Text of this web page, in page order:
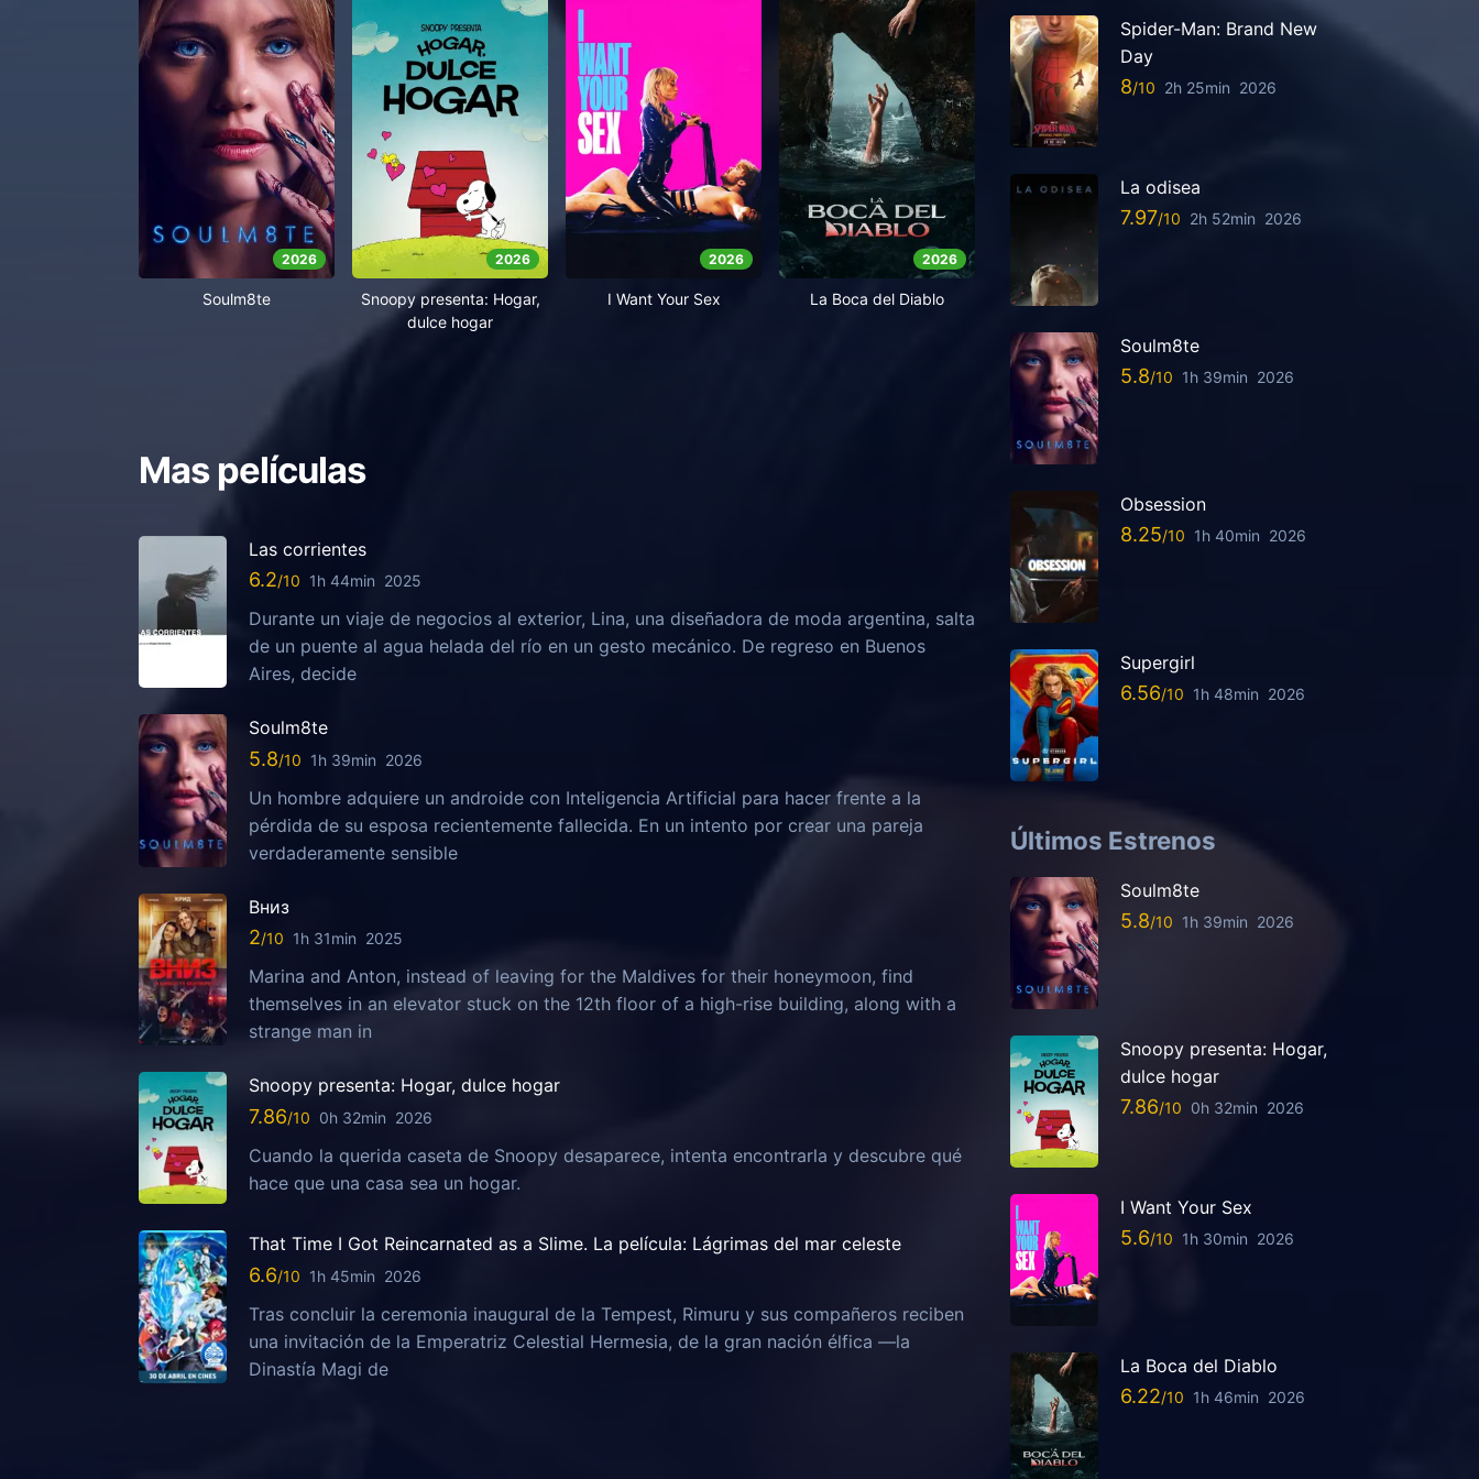
2026
Soulm8te
2026
Snoopy presenta: Hogar,
dulce hogar
2026
I Want Your Sex
2026
La Boca del Diablo
Mas películas
Las corrientes
6.2 1h 44min 2025
Durante un viaje de negocios al exterior, Lina, una diseñadora de moda argentina, salta
de un puente al agua helada del río en un gesto mecánico. De regreso en Buenos
Aires, decide
Soulm8te
5.8 1h 39min 2026
Un hombre adquiere un androide con Inteligencia Artificial para hacer frente a la
pérdida de su esposa recientemente fallecida. En un intento por crear una pareja
verdaderamente sensible
Вниз
2 1h 31min 2025
Marina and Anton, instead of leaving for the Maldives for their honeymoon, find
themselves in an elevator stuck on the 12th floor of a high-rise building, along with a
strange man in
Snoopy presenta: Hogar, dulce hogar
7.86 0h 32min 2026
Cuando la querida caseta de Snoopy desaparece, intenta encontrarla y descubre qué
hace que una casa sea un hogar.
That Time I Got Reincarnated as a Slime. La película: Lágrimas del mar celeste
6.6 1h 45min 2026
Tras concluir la ceremonia inaugural de la Tempest, Rimuru y sus compañeros reciben
una invitación de la Emperatriz Celestial Hermesia, de la gran nación élfica —la
Dinastía Magi de
Spider-Man: Brand New
Day
8 2h 25min 2026
La odisea
7.97 2h 52min 2026
Soulm8te
5.8 1h 39min 2026
Obsession
8.25 1h 40min 2026
Supergirl
6.56 1h 48min 2026
Últimos Estrenos
Soulm8te
5.8 1h 39min 2026
Snoopy presenta: Hogar,
dulce hogar
7.86 0h 32min 2026
I Want Your Sex
5.6 1h 30min 2026
La Boca del Diablo
6.22 1h 46min 2026